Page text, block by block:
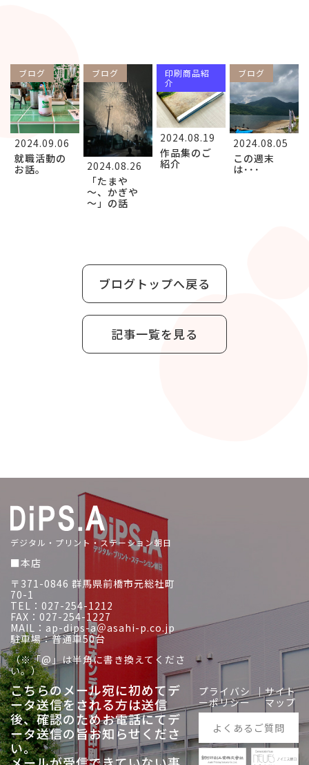
ブログ
2024.09.06
就職活動の
お話。
ブログ
2024.08.26
「たまや
～、かぎや
～」の話
印刷商品紹
介
2024.08.19
作品集のご
紹介
ブログ
2024.08.05
この週末
は･･･
ブログトップへ戻る
記事一覧を見る
デジタル・プリント・ステーション朝日
■本店
〒371-0846 群馬県前橋市元総社町
70-1
TEL：027-254-1212
FAX：027-254-1227
MAIL：ap-dips-a＠asahi-p.co.jp
駐車場：普通車50台
（※「@」は半角に書き換えてくださ
い。）
こちらのメール宛に初めてデ
ータ送信をされる方は送信
後、確認のためお電話にてデ
ータ送信の旨お知らせくださ
い。
プライバシ
ーポリシー
｜サイト
マップ
よくあるご質問